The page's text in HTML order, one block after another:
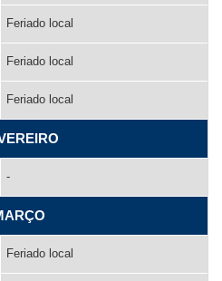
Feriado local
Feriado local
Feriado local
-
Feriado local